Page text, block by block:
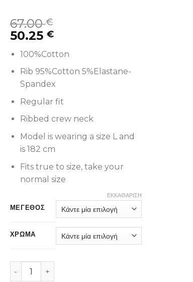
67.00€
50.25 €
100%Cotton
Rib 95%Cotton 5%Elastane-
Spandex
Regular fit
Ribbed crew neck
Model is wearing a size L and
is 182 cm
Fits true to size, take your
normal size
ΜΕΓΕΘΟΣ
ΧΡΩΜΑ
ΕΚΚΑΘΆΡΙΣΗ
DIESEL T-NORM-MICRODIV BLACK ποσότητα